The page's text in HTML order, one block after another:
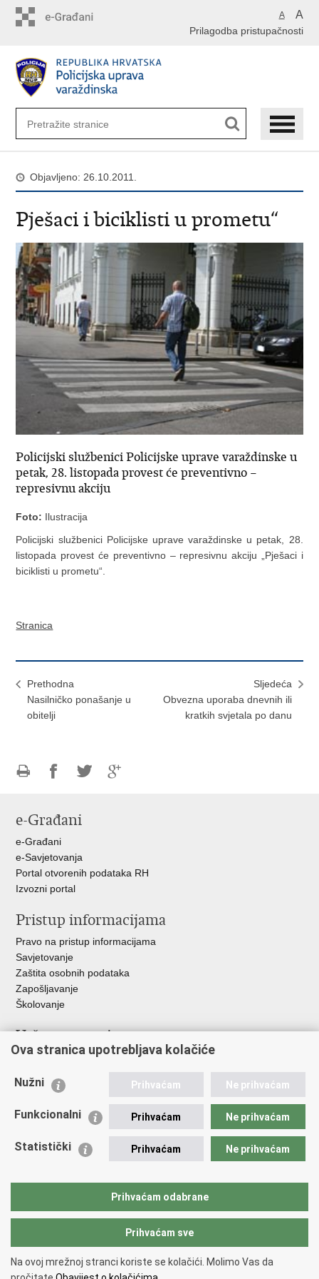
A A
Prilagodba pristupačnosti
Objavljeno: 26.10.2011.
Pješaci i biciklisti u prometu“
Policijski službenici Policijske uprave varaždinske u
petak, 28. listopada provest će preventivno –
represivnu akciju
Foto: Ilustracija
Policijski službenici Policijske uprave varaždinske u petak, 28.
listopada provest će preventivno – represivnu akciju „Pješaci i
biciklisti u prometu“.
Stranica
Prethodna
Nasilničko ponašanje u
obitelji
Sljedeća
Obvezna uporaba dnevnih ili
kratkih svjetala po danu
FacebookuTwitteru
e-Građani
e-Građani
e-Savjetovanja
Portal otvorenih podataka RH
Izvozni portal
Pristup informacijama
Pravo na pristup informacijama
Savjetovanje
Zaštita osobnih podataka
Zapošljavanje
Školovanje
Važne poveznice
Ministarstvo unutarnjih poslova
Udruge
Policijska akademija
Zaklada policijske solidarnosti
Vučetić"
Copyright © 2026 Policijska uprava varaždinska.
Ova stranica upotrebljava kolačiće
Nužni Prihvaćam Ne prihvaćam
Funkcionalni Prihvaćam Ne prihvaćam
Statistički Prihvaćam Ne prihvaćam
Prihvaćam odabrane
Prihvaćam sve
Na ovoj mrežnoj stranci koriste se kolačići. Molimo Vas da